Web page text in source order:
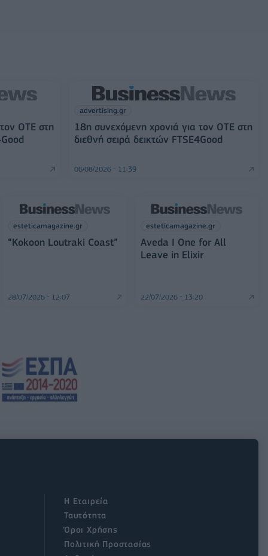
ΟΤΕ στη
advertising.gr
18η συνεχόμενη χρονιά για τον ΟΤΕ στη
διεθνή σειρά δεικτών FTSE4Good
06/08/2026 - 11:39
esteticamagazine.gr
“Kokoon Loutraki Coast”
28/07/2026 - 12:07
esteticamagazine.gr
Aveda I One for All
Leave in Elixir
22/07/2026 - 13:20
Η Εταιρεία
Ταυτότητα
Όροι Χρήσης
Πολιτική Προστασίας